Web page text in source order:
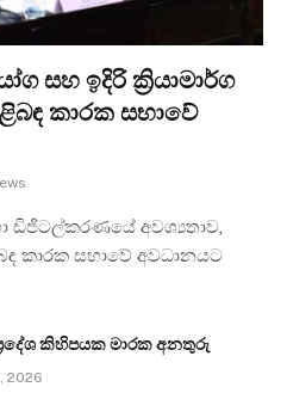
සහ ඉදිරි ක්‍රියාමාර්ග
කාරක සභාවේ
ඩිජිටල්කරණයේ අවශ්‍යතාව,
කාරක සභාවේ අවධානයට
කිහිපයක මාරක අනතුරු
2026